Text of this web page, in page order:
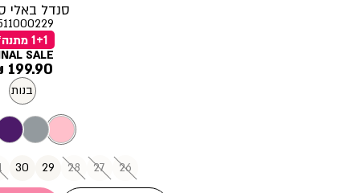
סנדל באלי
1+1 מתנה*
SALE
מחיר
מוצר
199.90 ₪
בנות
26
27
28
29
30